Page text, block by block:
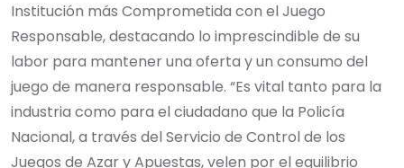
Institución más Comprometida con el Juego
Responsable, destacando lo imprescindible de su
labor para mantener una oferta y un consumo del
juego de manera responsable. “Es vital tanto para la
industria como para el ciudadano que la Policía
Nacional, a través del Servicio de Control de los
Juegos de Azar y Apuestas, velen por el equilibrio